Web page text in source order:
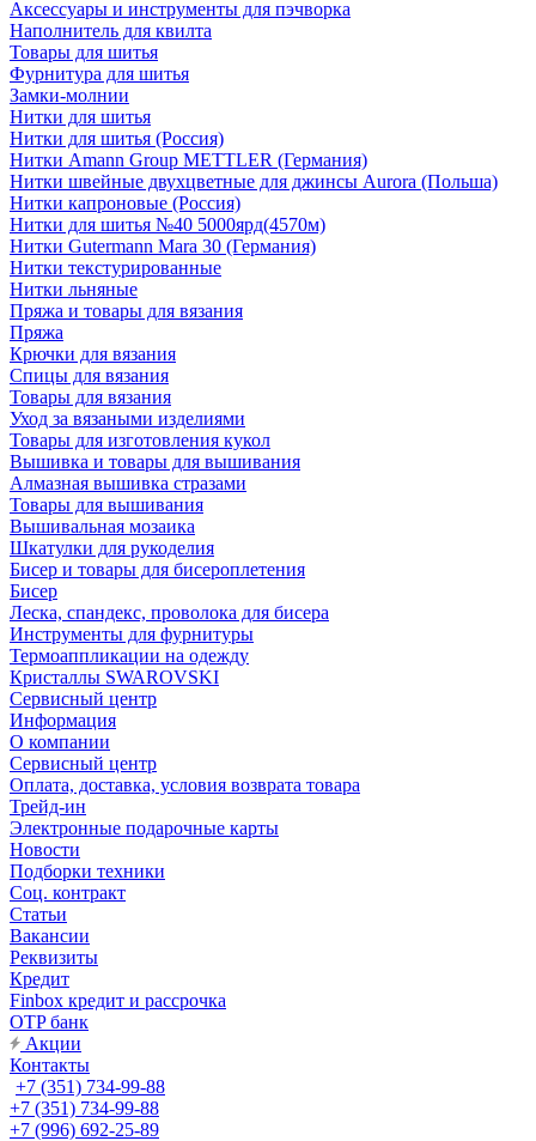
Аксессуары и инструменты для пэчворка
Наполнитель для квилта
Товары для шитья
Фурнитура для шитья
Замки-молнии
Нитки для шитья
Нитки для шитья (Россия)
Нитки Amann Group METTLER (Германия)
Нитки швейные двухцветные для джинсы Aurora (Польша)
Нитки капроновые (Россия)
Нитки для шитья №40 5000ярд(4570м)
Нитки Gutermann Mara 30 (Германия)
Нитки текстурированные
Нитки льняные
Пряжа и товары для вязания
Пряжа
Крючки для вязания
Спицы для вязания
Товары для вязания
Уход за вязаными изделиями
Товары для изготовления кукол
Вышивка и товары для вышивания
Алмазная вышивка стразами
Товары для вышивания
Вышивальная мозаика
Шкатулки для рукоделия
Бисер и товары для бисероплетения
Бисер
Леска, спандекс, проволока для бисера
Инструменты для фурнитуры
Термоаппликации на одежду
Кристаллы SWAROVSKI
Сервисный центр
Информация
О компании
Сервисный центр
Оплата, доставка, условия возврата товара
Трейд-ин
Электронные подарочные карты
Новости
Подборки техники
Соц. контракт
Статьи
Вакансии
Реквизиты
Кредит
Finbox кредит и рассрочка
OTP банк
Акции
Контакты
+7 (351) 734-99-88
+7 (351) 734-99-88
+7 (996) 692-25-89